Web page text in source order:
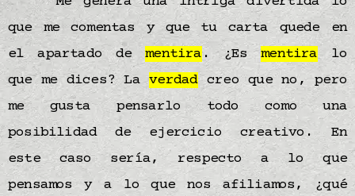
que me comentas y que tu carta quede en
el apartado dementira. ¿Esmentiralo
que me dices? Laverdadcreo que no, pero
me gusta pensarlo todo como una
posibilidad de ejercicio creativo. En
este caso sería, respecto a lo que
pensamos y a lo que nos afiliamos, ¿qué